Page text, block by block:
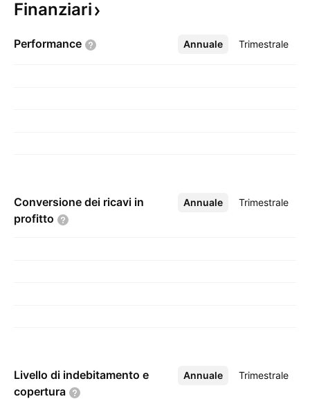
Finanziari
Performance Annuale Trimestrale
Altro
Conversione dei ricavi in
profitto
Annuale Trimestrale
Altro
Livello di indebitamento e
copertura
Annuale Trimestrale
Altro